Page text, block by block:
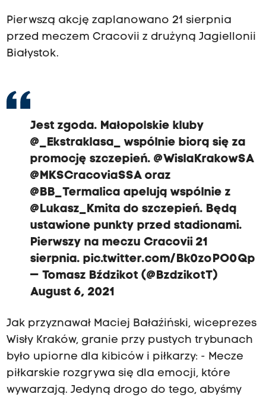
Pierwszą akcję zaplanowano 21 sierpnia
przed meczem Cracovii z drużyną Jagiellonii
Białystok.
Jest zgoda. Małopolskie kluby
@_Ekstraklasa_ wspólnie biorą się za
promocję szczepień. @WislaKrakowSA
@MKSCracoviaSSAoraz
@BB_Termalica apelują wspólnie z
@Lukasz_Kmita do szczepień. Będą
ustawione punkty przed stadionami.
Pierwszy na meczu Cracovii 21
sierpnia. pic.twitter.com/Bk0zoPO0Qp
— Tomasz Bździkot (@BzdzikotT)
August 6, 2021
Jak przyznawał Maciej Bałaźiński, wiceprezes
Wisły Kraków, granie przy pustych trybunach
było upiorne dla kibiców i piłkarzy: - Mecze
piłkarskie rozgrywa się dla emocji, które
wywarzają. Jedyną drogo do tego, abyśmy